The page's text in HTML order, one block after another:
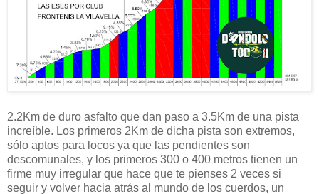
2.2Km de duro asfalto que dan paso a 3.5Km de una pista
increíble. Los primeros 2Km de dicha pista son extremos,
sólo aptos para locos ya que las pendientes son
descomunales, y los primeros 300 o 400 metros tienen un
firme muy irregular que hace que te pienses 2 veces si
seguir y volver hacia atrás al mundo de los cuerdos, un